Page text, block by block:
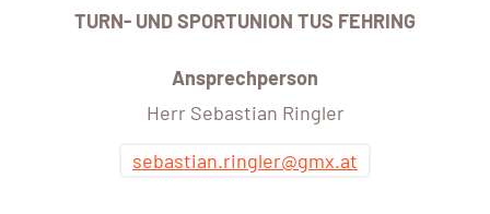
TURN- UND SPORTUNION TUS FEHRING
Ansprechperson
Herr Sebastian Ringler
sebastian.ringler@gmx.at